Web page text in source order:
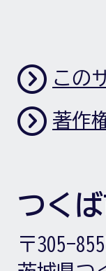
この
著作
つく
〒305-